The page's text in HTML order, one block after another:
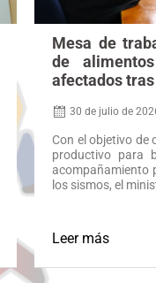
Mesa de
de
afectados
30 de julio de
Con el objetivo de
productivo para
acompañamiento
los sismos, el
Leer más